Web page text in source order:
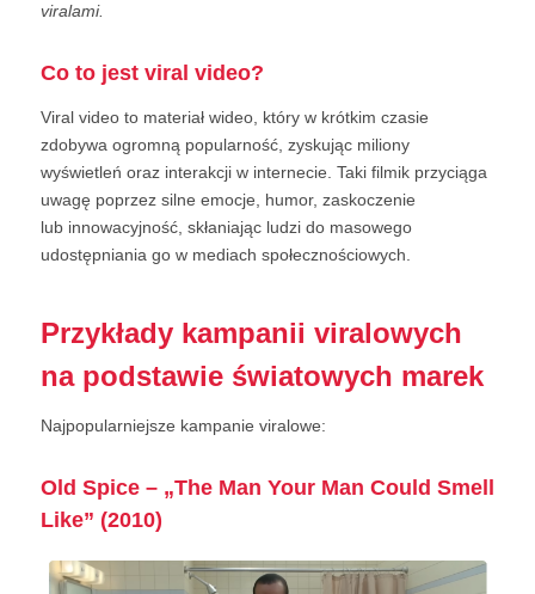
viralami.
Co to jest viral video?
Viral video to materiał wideo, który w krótkim czasie
zdobywa ogromną popularność, zyskując miliony
wyświetleń oraz interakcji w internecie. Taki filmik przyciąga
uwagę poprzez silne emocje, humor, zaskoczenie
lub innowacyjność, skłaniając ludzi do masowego
udostępniania go w mediach społecznościowych.
Przykłady kampanii viralowych
na podstawie światowych marek
Najpopularniejsze kampanie viralowe:
Old Spice – „The Man Your Man Could Smell
Like” (2010)